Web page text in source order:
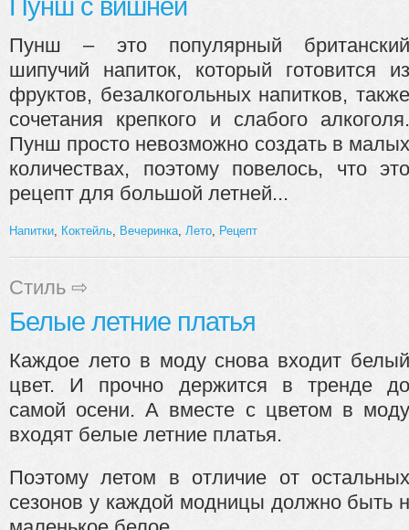
Пунш с вишней
Пунш – это популярный британский
шипучий напиток, который готовится из
фруктов, безалкогольных напитков, также
сочетания крепкого и слабого алкоголя.
Пунш просто невозможно создать в малых
количествах, поэтому повелось, что это
рецепт для большой летней...
Напитки, Коктейль, Вечеринка, Лето, Рецепт
Стиль ⇨
Белые летние платья
Каждое лето в моду снова входит белый
цвет. И прочно держится в тренде до
самой осени. А вместе с цветом в моду
входят белые летние платья.
Поэтому летом в отличие от остальных
сезонов у каждой модницы должно быть